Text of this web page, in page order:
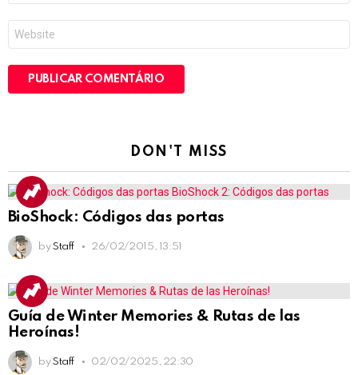
*
DON'T MISS
BioShock: Códigos das portas
by Staff 26/02/2015, 13:51
Guía de Winter Memories & Rutas de las
Heroínas!
by Staff 02/02/2025, 22:30